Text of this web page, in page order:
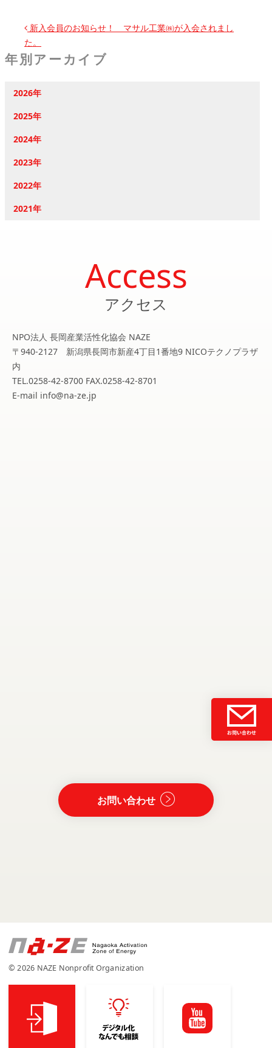
投稿ナビゲーション
新入会員のお知らせ！ マサル工業㈱が入会されまし
た。
年別アーカイブ
2026年
2025年
2024年
2023年
2022年
2021年
Access
アクセス
NPO法人 長岡産業活性化協会 NAZE
〒940-2127 新潟県長岡市新産4丁目1番地9 NICOテクノプラザ
内
TEL.0258-42-8700 FAX.0258-42-8701
E-mail info@na-ze.jp
お問い合わせ
© 2026 NAZE Nonprofit Organization